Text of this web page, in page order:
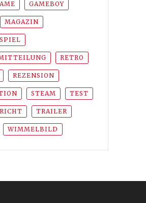
GAMEBOY
MAGAZIN
RETRO
REZENSION
STEAM TEST
TRAILER
WIMMELBILD